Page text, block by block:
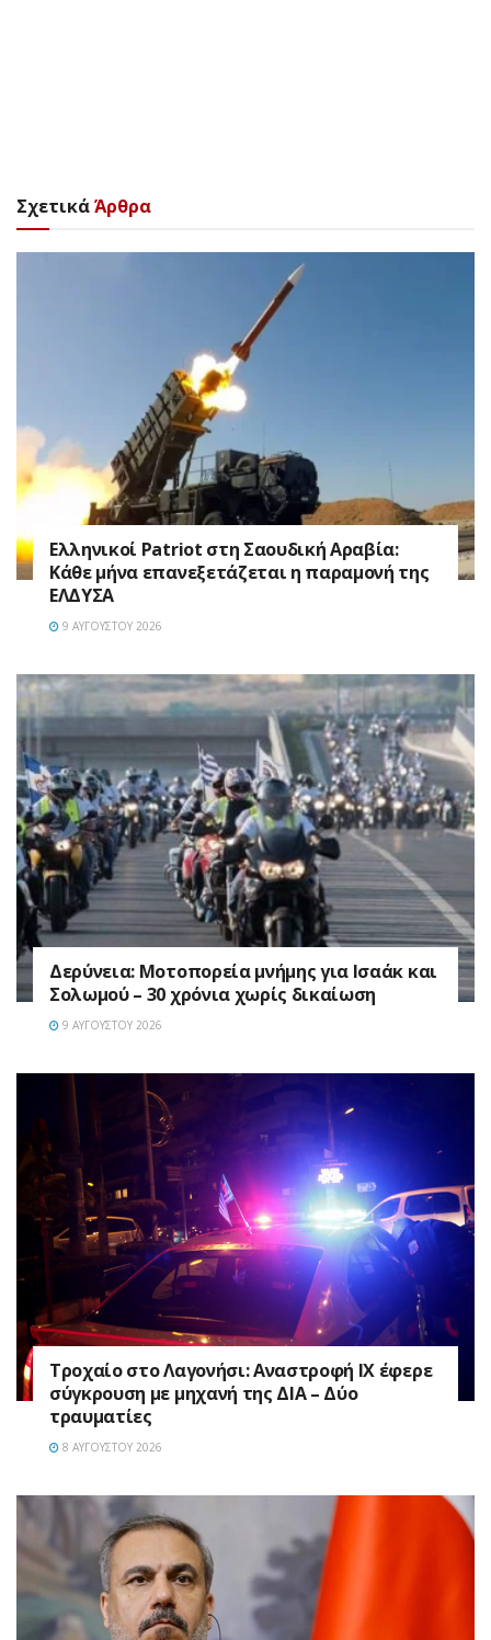
ΣχετικάΆρθρα
Ελληνικοί Patriot στη Σαουδική Αραβία:
Κάθε μήνα επανεξετάζεται η παραμονή της
ΕΛΔΥΣΑ
9 ΑΥΓΟΎΣΤΟΥ 2026
Δερύνεια: Μοτοπορεία μνήμης για Ισαάκ και
Σολωμού – 30 χρόνια χωρίς δικαίωση
9 ΑΥΓΟΎΣΤΟΥ 2026
Τροχαίο στο Λαγονήσι: Αναστροφή ΙΧ έφερε
σύγκρουση με μηχανή της ΔΙΑ – Δύο
τραυματίες
8 ΑΥΓΟΎΣΤΟΥ 2026